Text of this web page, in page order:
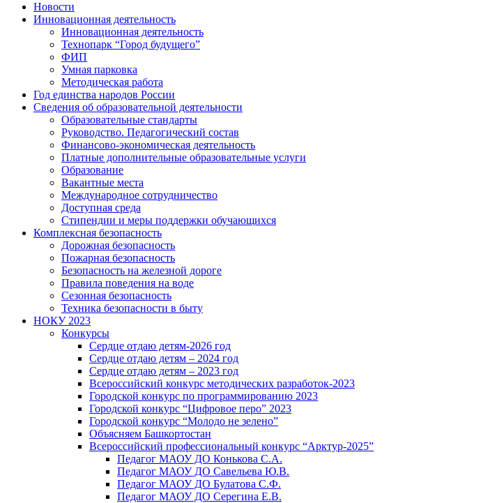
Новости
Инновационная деятельность
Инновационная деятельность
Технопарк “Город будущего”
ФИП
Умная парковка
Методическая работа
Год единства народов России
Сведения об образовательной деятельности
Образовательные стандарты
Руководство. Педагогический состав
Финансово-экономическая деятельность
Платные дополнительные образовательные услуги
Образование
Вакантные места
Международное сотрудничество
Доступная среда
Стипендии и меры поддержки обучающихся
Комплексная безопасность
Дорожная безопасность
Пожарная безопасность
Безопасность на железной дороге
Правила поведения на воде
Сезонная безопасность
Техника безопасности в быту
НОКУ 2023
Конкурсы
Сердце отдаю детям-2026 год
Сердце отдаю детям – 2024 год
Сердце отдаю детям – 2023 год
Всероссийский конкурс методических разработок-2023
Городской конкурс по программированию 2023
Городской конкурс “Цифровое перо” 2023
Городской конкурс “Молодо не зелено”
Объясняем Башкортостан
Всероссийский профессиональный конкурс “Арктур-2025”
Педагог МАОУ ДО Конькова С.А.
Педагог МАОУ ДО Савельева Ю.В.
Педагог МАОУ ДО Булатова С.Ф.
Педагог МАОУ ДО Серегина Е.В.